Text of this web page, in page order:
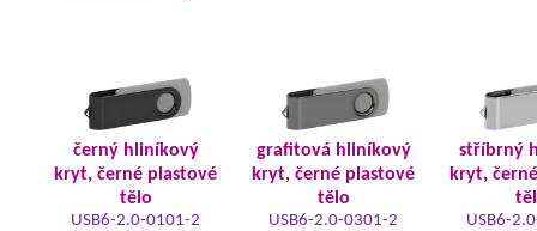
černý hliníkový
kryt, černé plastové
tělo
USB6-2.0-0101-2
grafitová hliníkový
kryt, černé plastové
tělo
USB6-2.0-0301-2
stříbrný
kryt,
USB6-